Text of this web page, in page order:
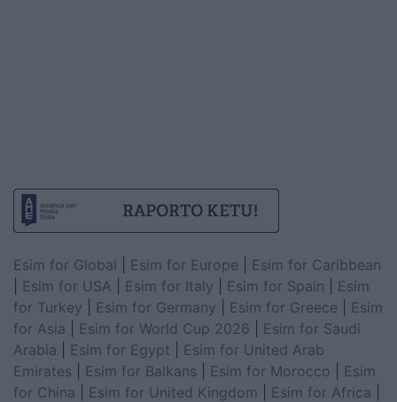
Esim for Global Esim for Europe
Esim for Caribbean
Esim for USA Esim for Italy Esim for Spain
Esim
for Turkey
Esim for Germany Esim for Greece
Esim
for Asia
Esim for World Cup 2026
Esim for Saudi
Arabia
Esim for Egypt
Esim for United Arab
Emirates
Esim for Balkans Esim for Morocco
Esim
for China
Esim for United Kingdom Esim for Africa